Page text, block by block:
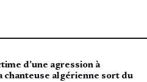
d’une agression à
chanteuse algérienne sort du